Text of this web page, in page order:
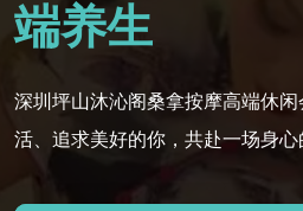
端养生
深圳坪山沐沁阁桑拿按摩高端休
活、追求美好的你，共赴一场身心